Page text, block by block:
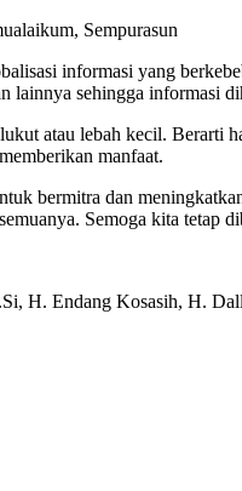
Sempurasun
informasi yang
lainnya sehingga informasi
atau lebah kecil. Berarti
manfaat.
bermitra dan
Semoga kita tetap
H. Endang Kosasih, H.